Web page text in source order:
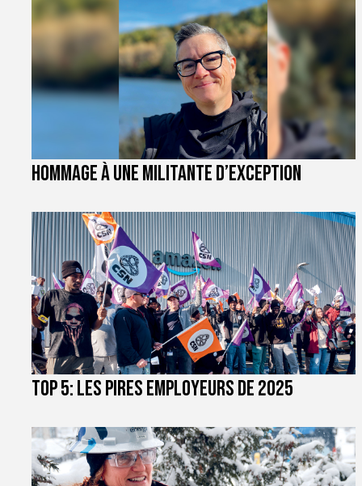
Hommage à une militante d’exception
TOP 5: les pires employeurs de 2025